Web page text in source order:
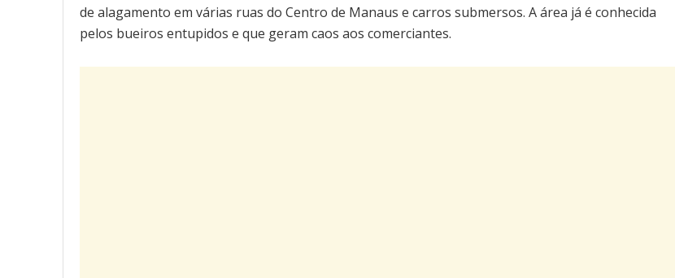
de alagamento em várias ruas do Centro de Manaus e carros submersos. A área já é conhecida
pelos bueiros entupidos e que geram caos aos comerciantes.